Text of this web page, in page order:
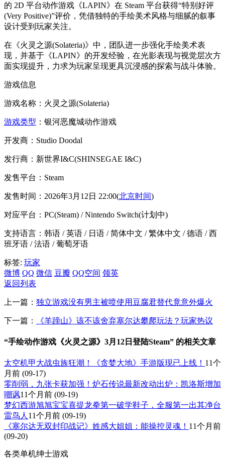
的 2D 平台动作游戏《LAPIN》在 Steam 平台获得“特别好评
(Very Positive)”评价，凭借独特的手绘美术风格与细腻的叙事
设计受到玩家关注。
在《火灵之源(Solateria)》中，团队进一步强化手绘美术表
现，并基于《LAPIN》的开发经验，在光影表现与视觉层次方
面实现提升，力求为玩家呈现更具沉浸感的探索与战斗体验。
游戏信息
游戏名称：火灵之源(Solateria)
游戏类型 ：银河恶魔城动作游戏
开发商：Studio Doodal
发行商：新世界I&C(SHINSEGAE I&C)
发售平台：Steam
发售时间：2026年3月12日 22:00(北京时间)
对应平台：PC(Steam) / Nintendo Switch(计划中)
支持语言：韩语 / 英语 / 日语 / 简体中文 / 繁体中文 / 德语 / 西
班牙语 / 法语 / 葡萄牙语
标签: 玩家
微博 QQ 微信 豆瓣 QQ空间 领英
返回列表
上一篇： 独立游戏没有男主被喷使用豆腐君替代竟意外爆火
下一篇： 《羊蹄山》该不该舍弃塞尔达攀爬玩法？玩家热议
“手绘动作游戏《火灵之源》3月12日登陆Steam” 的相关文章
太空机甲大战虫族狂潮！《贪婪大地》手游版现已上线！ 11个
月前 (09-17)
零削弱，九张卡获加强！炉石传说最新改动出炉：凯洛斯增加
嘲讽11个月前 (09-19)
梦幻西游旭旭宝宝喜提龙拳第一破学鞋子，全服第一出其净台
雷鸟人11个月前 (09-19)
《塞尔达无双封印战记》姓感大姐姐：能操控灵魂！ 11个月前
(09-20)
各类单机绅士游戏